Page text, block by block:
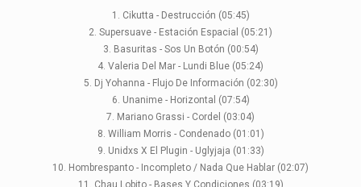
1. Cikutta - Destrucción (05:45)
2. Supersuave - Estación Espacial (05:21)
3. Basuritas - Sos Un Botón (00:54)
4. Valeria Del Mar - Lundi Blue (05:24)
5. Dj Yohanna - Flujo De Información (02:30)
6. Unanime - Horizontal (07:54)
7. Mariano Grassi - Cordel (03:04)
8. William Morris - Condenado (01:01)
9. Unidxs X El Plugin - Uglyjaja (01:33)
10. Hombrespanto - Incompleto / Nada Que Hablar (02:07)
11. Chau Lobito - Bases Y Condiciones (03:19)